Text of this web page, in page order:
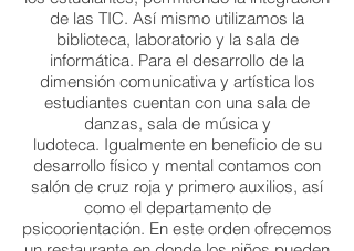
de las TIC. Así mismo utilizamos la
biblioteca, laboratorio y la sala de
informática. Para el desarrollo de la
dimensión comunicativa y artística los
estudiantes cuentan con una sala de
danzas, sala de música y
ludoteca. Igualmente en beneficio de su
desarrollo físico y mental contamos con
salón de cruz roja y primero auxilios, así
como el departamento de
psicoorientación. En este orden ofrecemos